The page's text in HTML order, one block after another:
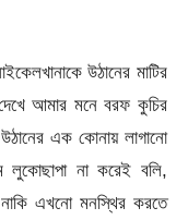
উঠানের মাটির
আমার মনে বরফ কুচির
এক কোনায় লাগানো
লুকোছাপা না করেই বলি,
নাকি এখনো মনস্থির করতে